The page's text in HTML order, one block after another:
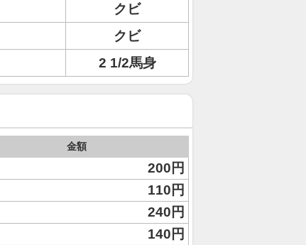
クビ
クビ
2 1/2馬身
金額
200円
110円
240円
140円